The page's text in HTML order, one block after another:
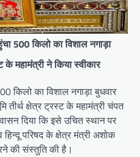
500 किलो का विशाल नगाड़ा
के महामंत्री ने किया स्वीकार
किलो का विशाल नगाड़ा बुधवार
तीर्थ क्षेत्र ट्रस्ट के महामंत्री चंपत
दिया कि इसे उचित स्थान पर
हिन्दू परिषद के क्षेत्र मंत्री अशोक
की संस्तुति की है।